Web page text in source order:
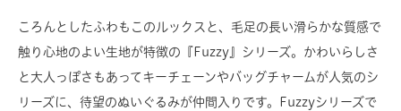
ころんとしたふわもこのルックスと、毛足の長い滑らかな質感で
触り心地のよい生地が特徴の『Fuzzy』シリーズ。かわいらしさ
と大人っぽさもあってキーチェーンやバッグチャームが人気のシ
リーズに、待望のぬいぐるみが仲間入りです。Fuzzyシリーズで